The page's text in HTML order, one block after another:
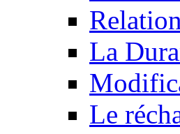
La
Le